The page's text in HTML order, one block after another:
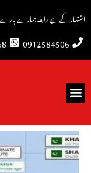
اشتہار کے لیے رابطہہمارے
0912584506